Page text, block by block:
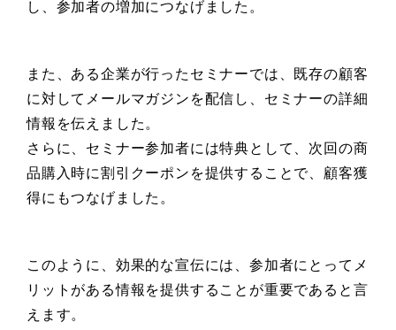
し、参加者の増加につなげました。
また、ある企業が行ったセミナーでは、既存の顧客
に対してメールマガジンを配信し、セミナーの詳細
情報を伝えました。
さらに、セミナー参加者には特典として、次回の商
品購入時に割引クーポンを提供することで、顧客獲
得にもつなげました。
このように、効果的な宣伝には、参加者にとってメ
リットがある情報を提供することが重要であると言
えます。